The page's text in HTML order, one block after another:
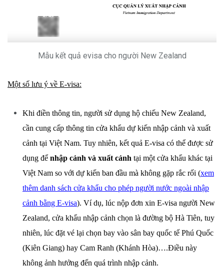
Mẫu kết quả evisa cho người New Zealand
Một số lưu ý về E-visa:
Khi điền thông tin, người sử dụng hộ chiếu New Zealand,
cần cung cấp thông tin cửa khẩu dự kiến nhập cảnh và xuất
cảnh tại Việt Nam. Tuy nhiên, kết quả E-visa có thể được sử
dụng để nhập cảnh và xuất cảnh tại một cửa khẩu khác tại
Việt Nam so với dự kiến ban đầu mà không gặp rắc rối (xem
thêm danh sách cửa khẩu cho phép người nước ngoài nhập
cảnh bằng E-visa). Ví dụ, lúc nộp đơn xin E-visa người New
Zealand, cửa khẩu nhập cảnh chọn là đường bộ Hà Tiên, tuy
nhiên, lúc đặt vé lại chọn bay vào sân bay quốc tế Phú Quốc
(Kiên Giang) hay Cam Ranh (Khánh Hòa)….Điều này
không ảnh hưởng đến quá trình nhập cảnh.